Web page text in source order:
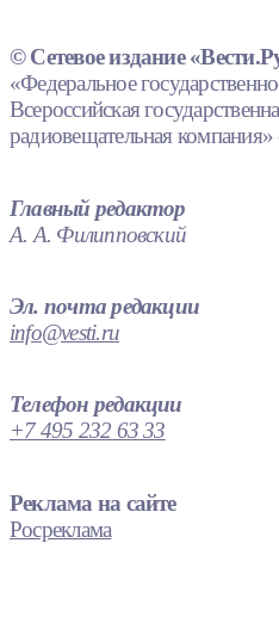
© Сетевое издание
«Федеральное
Всероссийская
радиовещательная
Главный редактор
А. А. Филипповский
Эл. почта редакции
info@vesti.ru
Телефон редакции
+7 495 232 63 33
Реклама на сайте
Росреклама